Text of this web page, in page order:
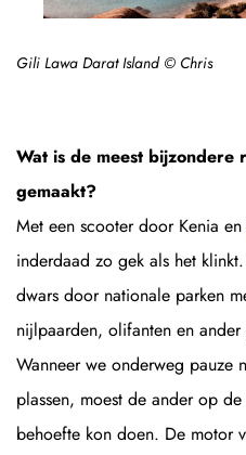
Gili Lawa Darat Island © Chris
Wat is de meest bijzondere
gemaakt?
Met een scooter door Kenia en
inderdaad zo gek als het
dwars door nationale parken
nijlpaarden, olifanten en
Wanneer we onderweg pauze
plassen, moest de ander op
behoefte kon doen. De motor